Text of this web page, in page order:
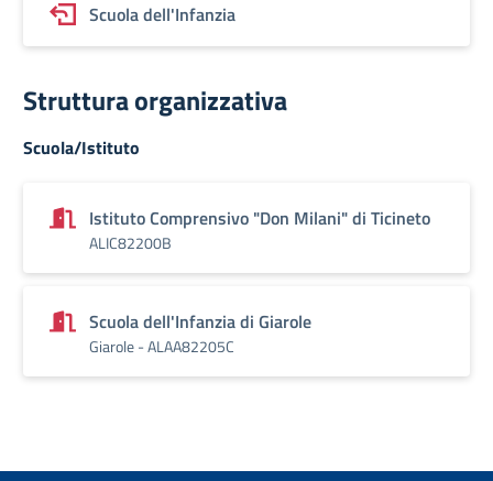
Scuola dell'Infanzia
Struttura organizzativa
Scuola/Istituto
Istituto Comprensivo "Don Milani" di Ticineto
ALIC82200B
Scuola dell'Infanzia di Giarole
Giarole - ALAA82205C